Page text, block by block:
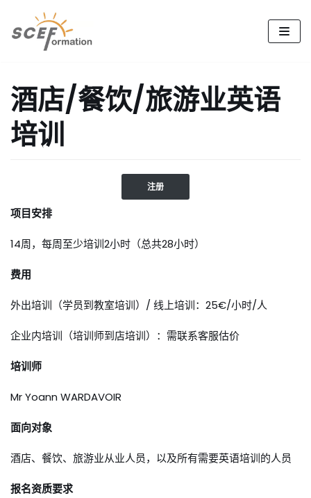
跳
文
酒店/餐饮/旅游业英语
培训
注册
项目安排
14周，每周至少培训2小时（总共28小时）
费用
外出培训（学员到教室培训）/ 线上培训：25€/小时/人
企业内培训（培训师到店培训）：需联系客服估价
培训师
Mr Yoann WARDAVOIR
面向对象
酒店、餐饮、旅游业从业人员，以及所有需要英语培训的人员
报名资质要求